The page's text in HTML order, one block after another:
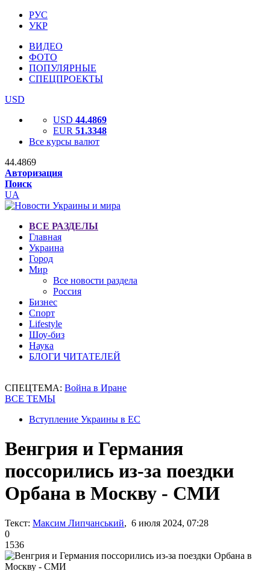
РУС
УКР
ВИДЕО
ФОТО
ПОПУЛЯРНЫЕ
СПЕЦПРОЕКТЫ
USD
USD 44.4869
EUR 51.3348
Все курсы валют
44.4869
Авторизация
Поиск
UA
ВСЕ РАЗДЕЛЫ
Главная
Украина
Город
Мир
Все новости раздела
Россия
Бизнес
Спорт
Lifestyle
Шоу-биз
Наука
БЛОГИ ЧИТАТЕЛЕЙ
СПЕЦТЕМА: Война в Иране
ВСЕ ТЕМЫ
Вступление Украины в ЕС
Венгрия и Германия
поссорились из-за поездки
Орбана в Москву - СМИ
Текст: Максим Липчанський, 6 июля 2024, 07:28
0
1536